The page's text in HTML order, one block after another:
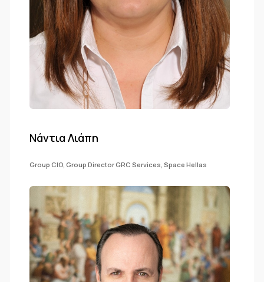
Νάντια Λιάπη
Group CIO, Group Director GRC Services, Space Hellas